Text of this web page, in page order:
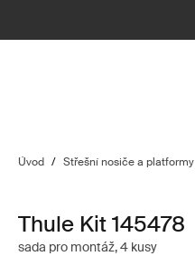
Úvod / Střešní nosiče a platformy
Thule Kit 145478
sada pro montáž, 4 kusy